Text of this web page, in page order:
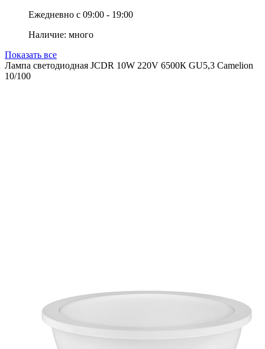
Ежедневно с 09:00 - 19:00
Наличие: много
Показать все
Лампа светодиодная JCDR 10W 220V 6500К GU5,3 Camelion
10/100